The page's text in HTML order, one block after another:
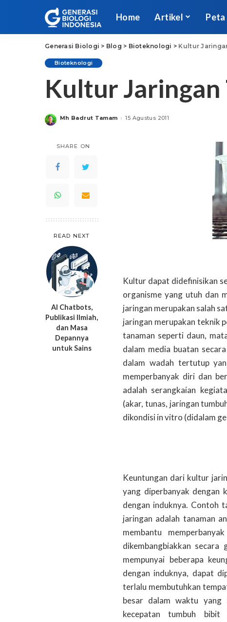
Home Artikel Peta
Generasi Biologi > Blog > Bioteknologi > Kultur
Bioteknologi
Kultur Jaringan
Posted
Mh Badrut Tamam 15 Agustus 2011
SHARE ON
READ NEXT
AI Chatbots,
Publikasi Ilmiah,
dan Masa
Depannya
untuk Sains
Kultur dapat didefinisikan
organisme yang utuh dan
jaringan merupakan salah
jaringan merupakan teknik
tanaman seperti daun,
dalam media buatan
dalam wadah tertutup
memperbanyak diri dan
adalah serangkaian
(akar, tunas, jaringan
dikondisi in vitro (didalam
Keuntungan dari kultur
yang diperbanyak dengan
dengan induknya. Contoh
jaringan adalah tanaman
membantu
dikembangbiakkan
mempunyai beberapa
dengan induknya, dapat
terlalu membutuhkan
besar dalam waktu yang
kecepatan tumbuh bibit